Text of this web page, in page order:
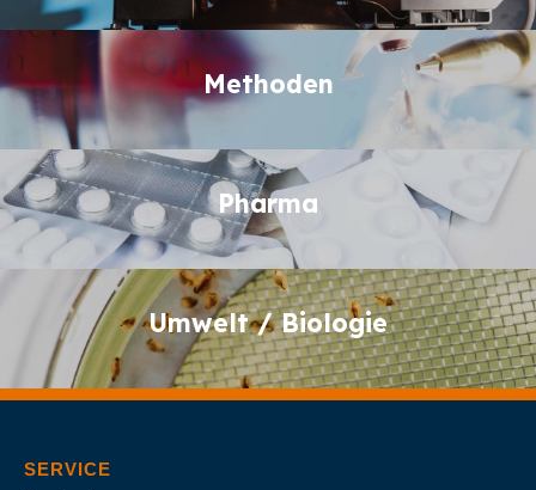
Methoden
Methoden
Pharma
Pharma
Umwelt / Biologie
Umwelt / Biologie
SERVICE